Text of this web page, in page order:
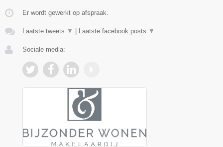
Er wordt gewerkt op afspraak.
Laatste tweets ▼ | Laatste facebook posts ▼
Sociale media: